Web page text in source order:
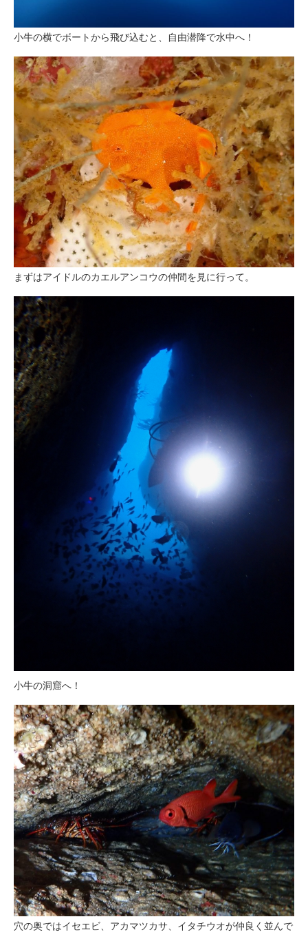
小牛の横でボートから飛び込むと、自由潜降で水中へ！
まずはアイドルのカエルアンコウの仲間を見に行って。
小牛の洞窟へ！
穴の奥ではイセエビ、アカマツカサ、イタチウオが仲良く並んで